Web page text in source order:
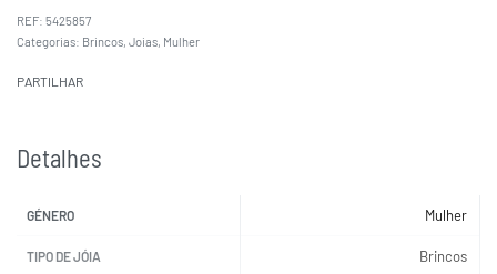
5425857
Categorias: Brincos, Joias, Mulher
PARTILHAR
Detalhes
GÉNERO Mulher
TIPO DE JÓIA Brincos